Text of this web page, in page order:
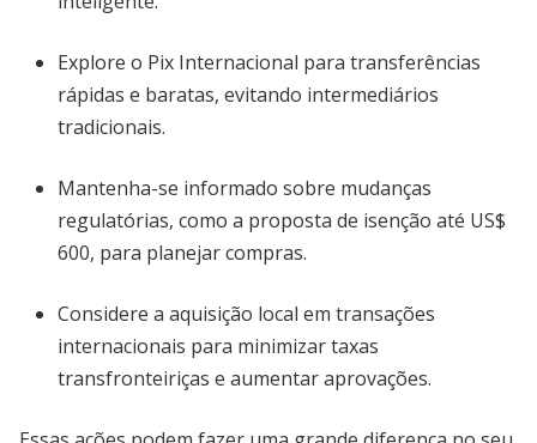
Explore o Pix Internacional para transferências
rápidas e baratas, evitando intermediários
tradicionais.
Mantenha-se informado sobre mudanças
regulatórias, como a proposta de isenção até US$
600, para planejar compras.
Considere a aquisição local em transações
internacionais para minimizar taxas
transfronteiriças e aumentar aprovações.